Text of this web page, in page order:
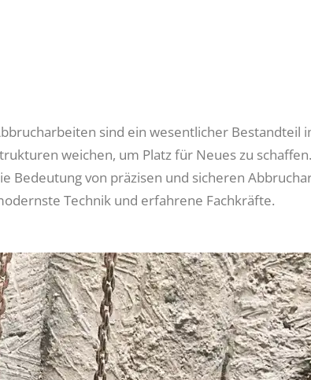
sind ein wesentlicher Bestandteil
weichen, um Platz für Neues zu
Bedeutung von präzisen und sicheren
Technik und erfahrene Fachkräfte.